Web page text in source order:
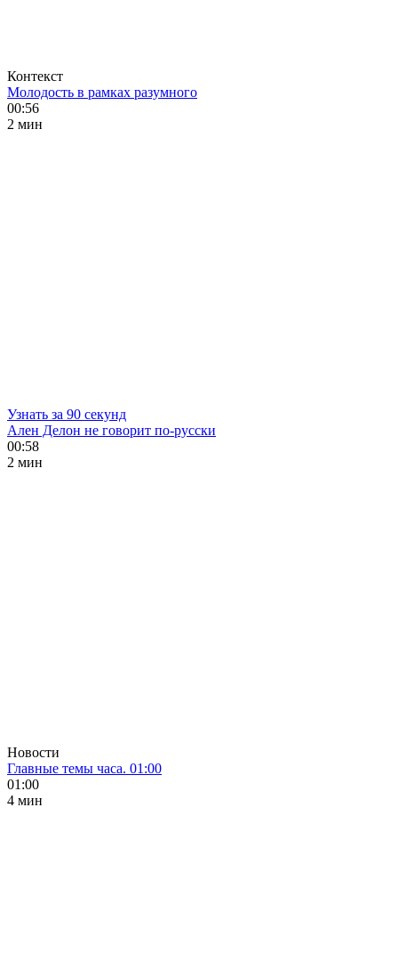
Контекст
Молодость в рамках разумного
00:56
2 мин
Узнать за 90 секунд
Ален Делон не говорит по-русски
00:58
2 мин
Новости
Главные темы часа. 01:00
01:00
4 мин